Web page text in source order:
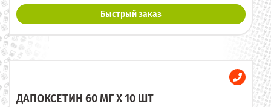
Быстрый заказ
ДАПОКСЕТИН 60 МГ X 10 ШТ